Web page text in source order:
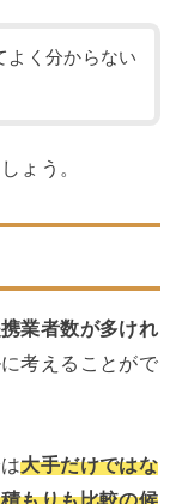
よく分からない
ょう。
業者数が多けれ
考えることがで
大手だけではな
もりも比較の候